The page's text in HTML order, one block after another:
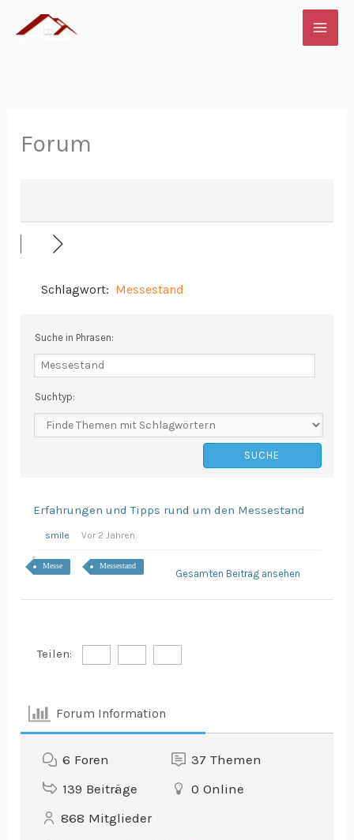
Inhalt
Forum
Schlagwort: Messestand
Suche in Phrasen:
Suchtyp:
Erfahrungen und Tipps rund um den Messestand
smile Vor 2 Jahren
Messe Messestand
Gesamten Beitrag ansehen
Teilen:
Forum Information
6 Foren 37 Themen
139 Beiträge 0 Online
868 Mitglieder